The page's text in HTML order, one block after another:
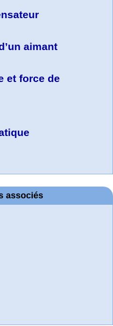
aimant
et force de
associés